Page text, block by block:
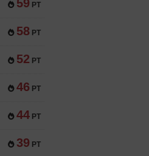
59 PT
58 PT
52 PT
46 PT
44 PT
39 PT